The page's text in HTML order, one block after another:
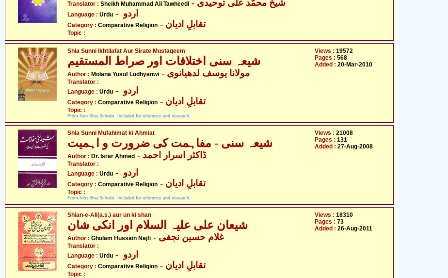
Translator : Sheikh Muhammad Ali Tawheedi
Language : Urdu
Category : Comparative Religion - تقابلِ ادیان
Topic :
Shia Sunni Ikhtilafat Aur Sirate Mustaqeem
Author : Molana Yusuf Ludhyanwi
Translator :
Language : Urdu
Category : Comparative Religion - تقابلِ ادیان
Topic :
From Non-Shia Scholor. Included for reference and research.
Views : 19572
Pages : 568
Added : 20-Mar-2010
Shia Sunni Mufahimat ki Ahmiat
Author : Dr. Israr Ahmed - ڈاکٹر اسرار احمد
Translator :
Language : Urdu
Category : Comparative Religion - تقابلِ ادیان
Topic :
From Non-Shia Scholor. Included for reference and research.
Views : 21008
Pages : 131
Added : 27-Aug-2008
Shian-e-Ali(a.s.) aur un ki shan
شیعان علی علیہ السلام اور انکی شان
Author : Ghulam Hussain Najfi - غلام حسین نجفی
Translator :
Language : Urdu
Category : Comparative Religion - تقابلِ ادیان
Topic :
Views : 18310
Pages : 73
Added : 26-Aug-2011